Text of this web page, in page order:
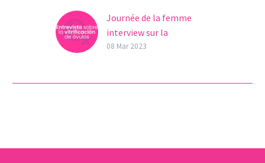
Journée de la femme
interview sur la
vitrification des ovules
08 Mar 2023